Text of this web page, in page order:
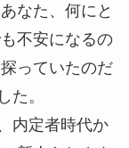
なた、何にと
不安になるの
っていたのだ
た。
内定者時代か